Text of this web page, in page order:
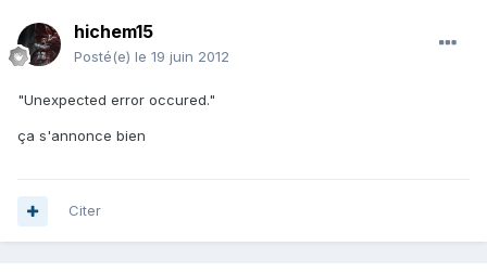
hichem15
Posté(e) le 19 juin 2012
"Unexpected error occured."
ça s'annonce bien
Citer